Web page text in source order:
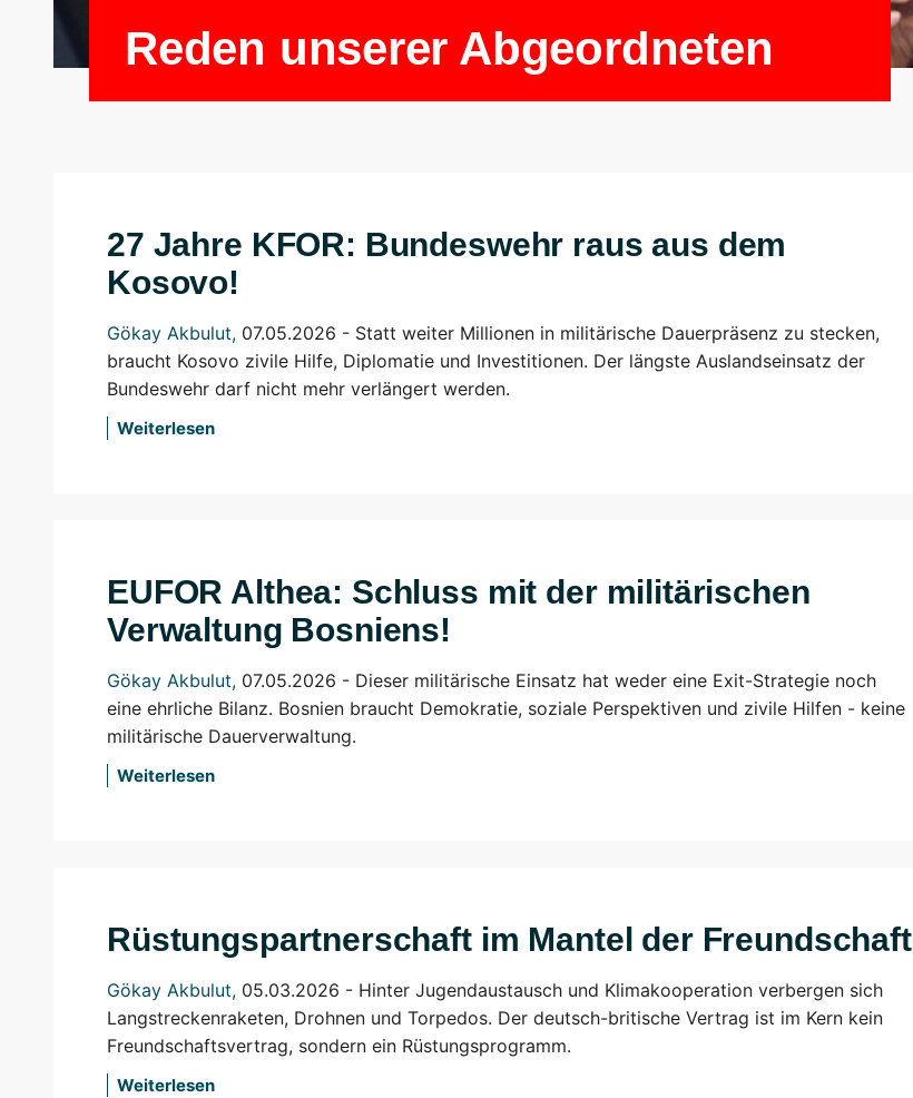
Reden unserer Abgeordneten
27 Jahre KFOR: Bundeswehr raus aus dem
Kosovo!
Gökay Akbulut, 07.05.2026 - Statt weiter Millionen in militärische Dauerpräsenz zu stecken,
braucht Kosovo zivile Hilfe, Diplomatie und Investitionen. Der längste Auslandseinsatz der
Bundeswehr darf nicht mehr verlängert werden.
Weiterlesen
EUFOR Althea: Schluss mit der militärischen
Verwaltung Bosniens!
Gökay Akbulut, 07.05.2026 - Dieser militärische Einsatz hat weder eine Exit-Strategie noch
eine ehrliche Bilanz. Bosnien braucht Demokratie, soziale Perspektiven und zivile Hilfen - keine
militärische Dauerverwaltung.
Weiterlesen
Rüstungspartnerschaft im Mantel der Freundschaft
Gökay Akbulut, 05.03.2026 - Hinter Jugendaustausch und Klimakooperation verbergen sich
Langstreckenraketen, Drohnen und Torpedos. Der deutsch-britische Vertrag ist im Kern kein
Freundschaftsvertrag, sondern ein Rüstungsprogramm.
Weiterlesen